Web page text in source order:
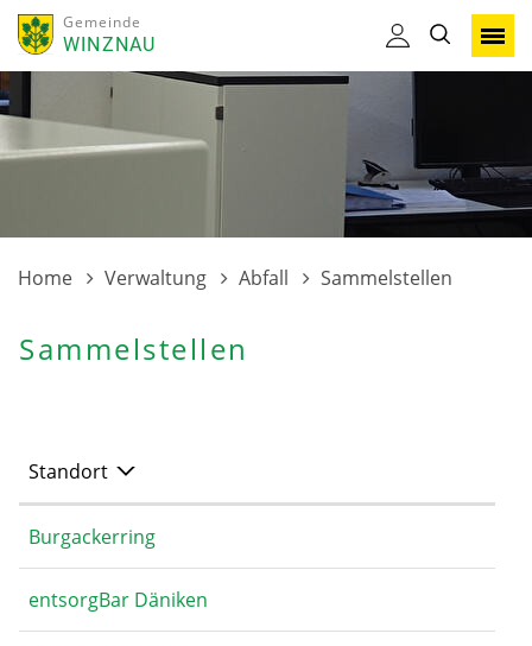
Gemeinde
WINZNAU
Home Verwaltung Abfall Sammelstellen
Sammelstellen
Standort
Burgackerring
entsorgBar Däniken